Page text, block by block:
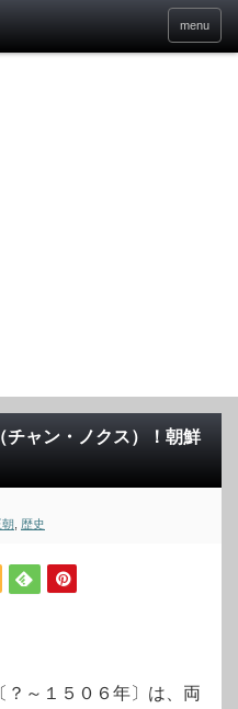
menu
チャン・ノクス）！朝鮮
歴史
～１５０６年〕は、両